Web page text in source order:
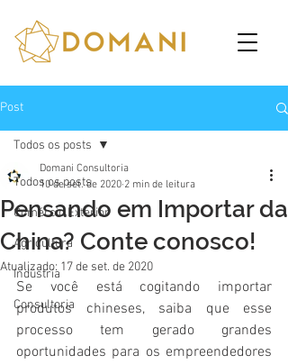
Post
Todos os posts
Comércio Exterior
Agricultura
Indústria
Consultoria
Todos os posts
Pensando em Importar da
China? Conte conosco!
Domani Consultoria
10 de set. de 2020 2 min de leitura
Atualizado: 17 de set. de 2020
Se você está cogitando importar
produtos chineses, saiba que esse
processo tem gerado grandes
oportunidades para os empreendedores